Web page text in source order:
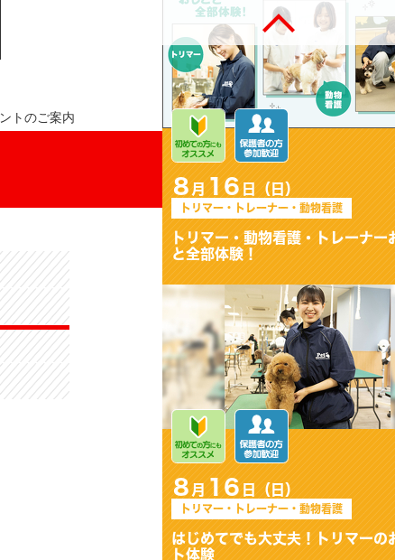
トのご案内
8月16日（日）
トリマー・トレーナー・動物看護
はじめてでも大丈夫！トリマー
のおシゴト体験
8月16日（日）
トリマー・トレーナー・動物看護